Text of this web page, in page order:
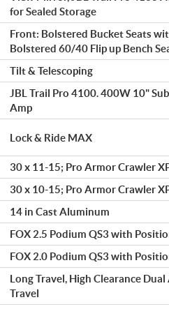
for Sealed Storage
Front: Bolstered Bucket Seats
Bolstered 60/40 Flip up Bench
Tilt & Telescoping
JBL Trail Pro 4100. 400W 10"
Amp
Lock & Ride MAX
30 x 11-15; Pro Armor Crawler
30 x 10-15; Pro Armor Crawler
14 in Cast Aluminum
FOX 2.5 Podium QS3 with
FOX 2.0 Podium QS3 with
Long Travel, High Clearance
Travel